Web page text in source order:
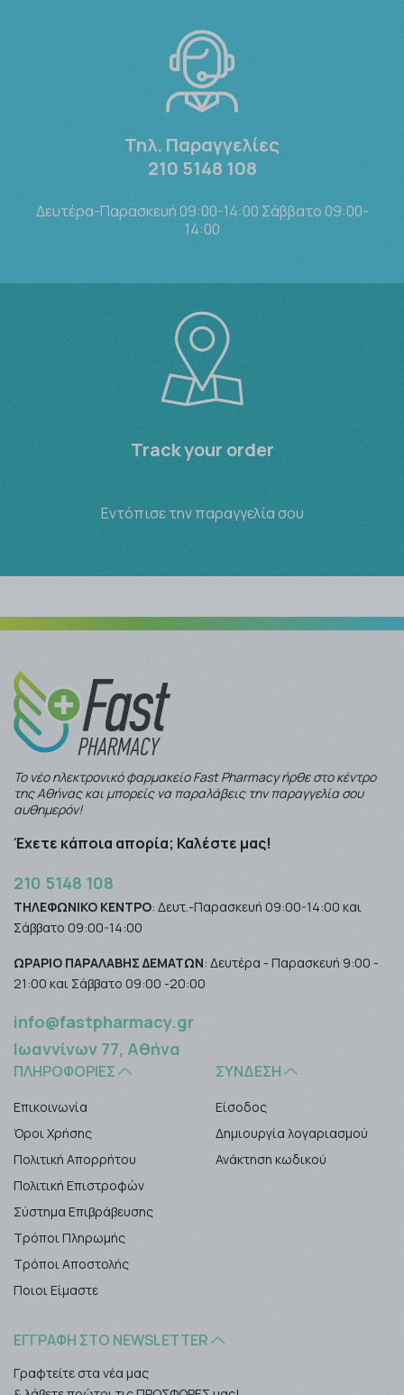
Τηλ. Παραγγελίες
210 5148 108
Δευτέρα-Παρασκευή 09:00-14:00 Σάββατο 09:00-
14:00
Track your order
Εντόπισε την παραγγελία σου
Το νέο ηλεκτρονικό φαρμακείο Fast Pharmacy ήρθε στο κέντρο
της Αθήνας και μπορείς να παραλάβεις την παραγγελία σου
αυθημερόν!
Έχετε κάποια απορία; Καλέστε μας!
210 5148 108
ΤΗΛΕΦΩΝΙΚΟ ΚΕΝΤΡΟ: Δευτ.-Παρασκευή 09:00-14:00 και
Σάββατο 09:00-14:00
ΩΡΑΡΙΟ ΠΑΡΑΛΑΒΗΣ ΔΕΜΑΤΩΝ: Δευτέρα - Παρασκευή 9:00 -
21:00 και Σάββατο 09:00 -20:00
info@fastpharmacy.gr
Ιωαννίνων 77, Αθήνα
ΠΛΗΡΟΦΟΡΊΕΣ
Επικοινωνία
Όροι Χρήσης
Πολιτική Απορρήτου
Πολιτική Επιστροφών
Σύστημα Επιβράβευσης
Τρόποι Πληρωμής
Τρόποι Αποστολής
Ποιοι Είμαστε
ΣΎΝΔΕΣΗ
Είσοδος
Δημιουργία λογαριασμού
Ανάκτηση κωδικού
ΕΓΓΡΑΦΉ ΣΤΟ NEWSLETTER
Γραφτείτε στα νέα μας